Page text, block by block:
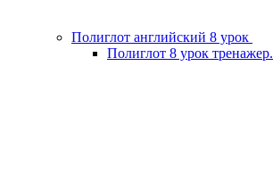
Полиглот английский 8 урок
Полиглот 8 урок тренажер.